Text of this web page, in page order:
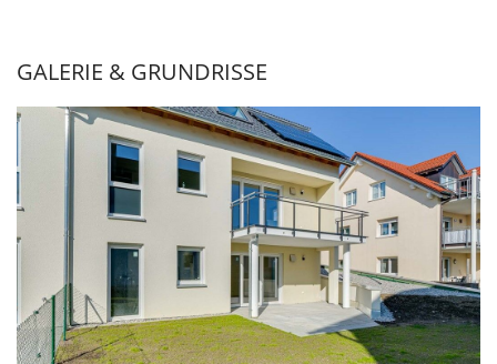
GALERIE & GRUNDRISSE